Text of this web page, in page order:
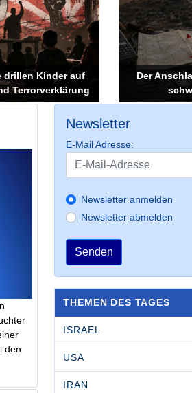
drillen Kinder auf
Terrorverklärung
Der
den
Newsletter
E-Mail Adresse:
Newsletter anmelden
Newsletter abmelden
Senden
THEMEN DES TAGES
ISRAEL
USA
IRAN